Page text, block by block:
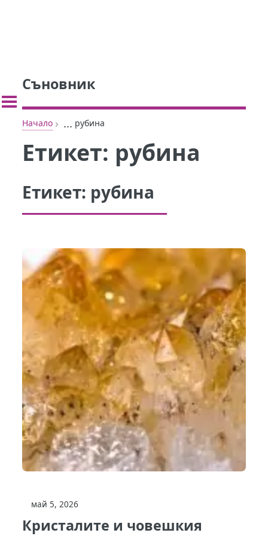
Съновник
Начало › ... рубина
Етикет: рубина
Етикет: рубина
май 5, 2026
Кристалите и човешкия